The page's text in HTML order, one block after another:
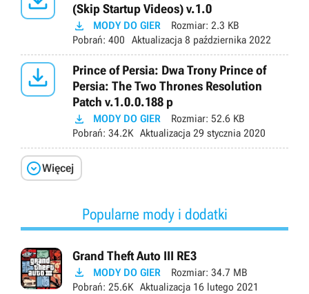
(Skip Startup Videos) v.1.0
 MODY DO GIER Rozmiar: 2.3 KB
Pobrań: 400 Aktualizacja 8 października 2022

Prince of Persia: Dwa Trony Prince of
Persia: The Two Thrones Resolution
Patch v.1.0.0.188 p
 MODY DO GIER Rozmiar: 52.6 KB
Pobrań: 34.2K Aktualizacja 29 stycznia 2020
Więcej
Popularne mody i dodatki
Grand Theft Auto III RE3
 MODY DO GIER Rozmiar: 34.7 MB
Pobrań: 25.6K Aktualizacja 16 lutego 2021